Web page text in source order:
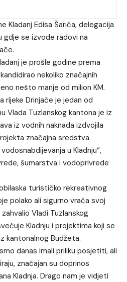
Kladanj Edisa Šarića, delegacija
gdje se izvode radovi na
je prošle godine prema
nekoliko značajnih
nešto manje od milion KM.
rijeke Drinjače je jedan od
Vlada Tuzlanskog kantona je iz
iz vodnih naknada izdvojila
značajna sredstva
u Kladnju“,
šumarstva i vodoprivrede
turističko rekreativnog
polako ali sigurno vraća svoj
Vladi Tuzlanskog
Kladnju i projektima koji se
kantonalnog Budžeta.
danas imali priliku posjetiti, ali
značajan su doprinos
Kladnja. Drago nam je vidjeti